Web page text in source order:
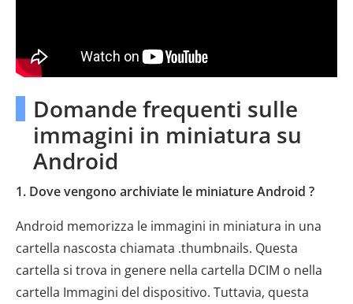
Domande frequenti sulle
immagini in miniatura su
Android
1. Dove vengono archiviate le miniature Android ?
Android memorizza le immagini in miniatura in una
cartella nascosta chiamata .thumbnails. Questa
cartella si trova in genere nella cartella DCIM o nella
cartella Immagini del dispositivo. Tuttavia, questa